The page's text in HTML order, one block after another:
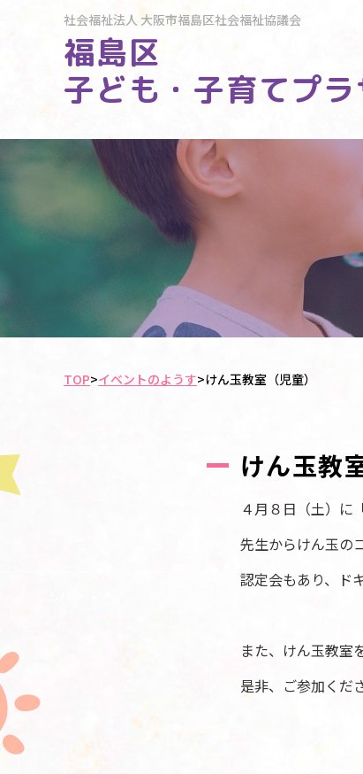
社会福祉法人大阪市福島区社会福祉協議会
福島区
子ども・子育てプラ
TOP>イベントのようす>けん玉教室（児童）
けん玉教
４月８日（土）に
先生からけん玉の
認定会もあり、ド
また、けん玉教室
是非、ご参加くだ